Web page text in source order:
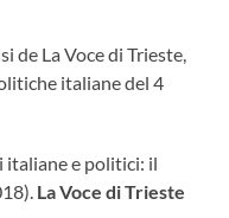
de La Voce di Trieste,
italiane del 4
italiane e politici: il
La Voce di Trieste